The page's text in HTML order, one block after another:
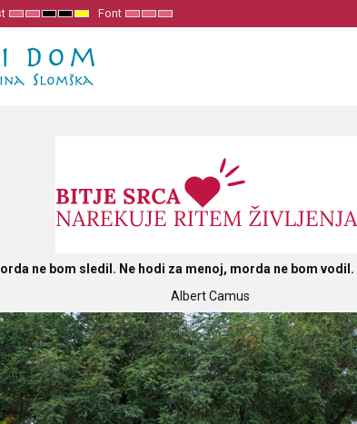
Default
mode
Night
mode
High
Contrast
White
mode
High
Contrast
Yellow
mode
High
Contrast
Black
mode
Font
Set
Smaller
Set
Default
Set
Larger
ne bom sledil. Ne hodi za menoj, morda ne bom
Albert Camus